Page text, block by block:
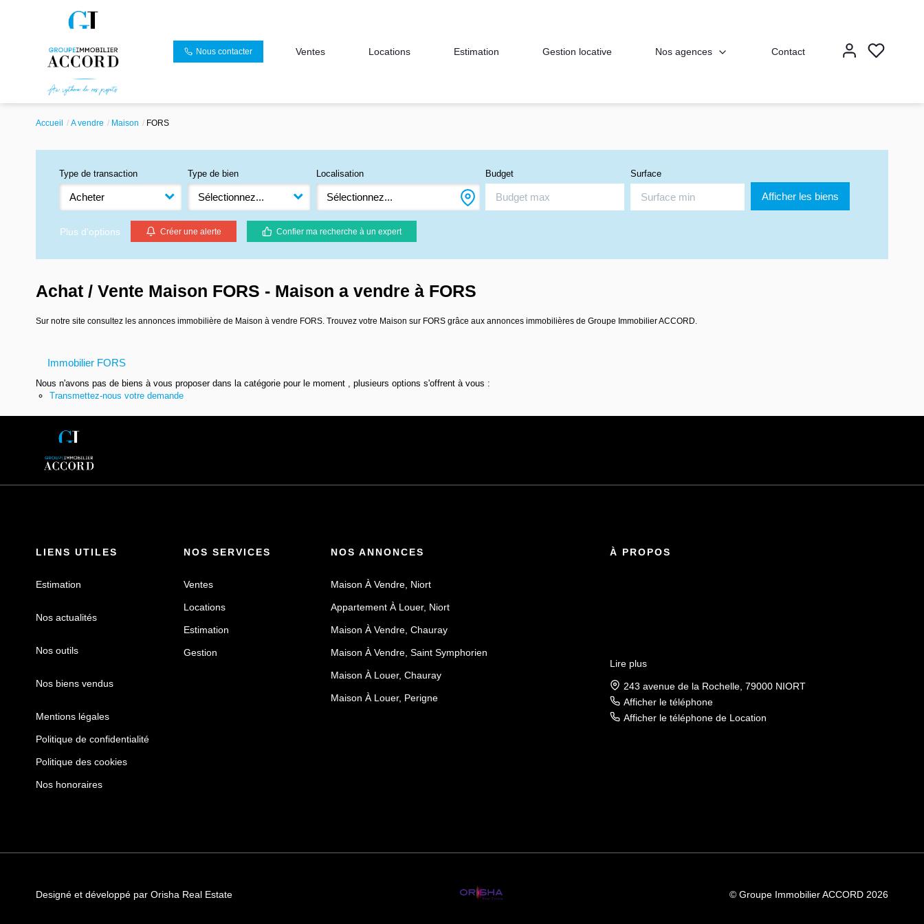
Nous contacter Ventes Locations Estimation Gestion locative Nos agences Contact
Accueil A vendre Maison FORS
Type de transaction
Acheter
Type de bien
Sélectionnez...
Localisation
Sélectionnez...
Budget Surface
Plus d'options Créer une alerte Confier ma recherche à un expert
Achat / Vente Maison FORS - Maison a vendre à FORS
Sur notre site consultez les annonces immobilière de Maison à vendre FORS. Trouvez votre Maison sur FORS grâce aux annonces immobilières de Groupe Immobilier ACCORD.
Immobilier FORS
Nous n'avons pas de biens à vous proposer dans la catégorie pour le moment , plusieurs options s'offrent à vous :
Transmettez-nous votre demande
LIENS UTILES
Estimation
Nos actualités
Nos outils
Nos biens vendus
Mentions légales
Politique de confidentialité
Politique des cookies
Nos honoraires
NOS SERVICES
Ventes
Locations
Estimation
Gestion
NOS ANNONCES
Maison À Vendre, Niort
Appartement À Louer, Niort
Maison À Vendre, Chauray
Maison À Vendre, Saint Symphorien
Maison À Louer, Chauray
Maison À Louer, Perigne
À PROPOS
Lire plus
243 avenue de la Rochelle, 79000 NIORT
Afficher le téléphone
Afficher le téléphone de Location
Designé et développé par Orisha Real Estate © Groupe Immobilier ACCORD 2026